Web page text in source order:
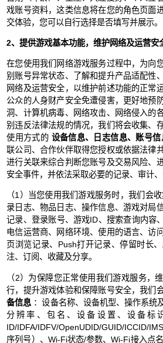
戏账号资料，这类信息将在您的角色页面
交体验，您可以自行选择是否填写并展示。
2、提供游戏基本功能，维护网络及运营安
在您使用我们网络游戏服务过程中，为向
别账号异常状态、了解和提升产品适配性
网络及运营安全，以维护前述功能的正常
公众的人身财产安全免遭侵害，更好地预
洞、计算机病毒、网络攻击、网络侵入的
别违反法律法规的情况，我们将会收集、
使用方式的 设备信息、日志信息、账号
联公司、合作伙伴取得您授权或依据法律
进行关联来综合判断您账号及交易风险、
安全事件，并依法采取必要的记录、审计、
（1）当您使用我们游戏服务时，我们会
录日志、物品日志、操作信息、游戏对局
记录、登录账号、游戏ID、搜索查询内容
电信运营商、网络环境、使用的语言、访
页浏览记录、Push打开记录、停留时长
注、订阅、收藏及分享。
（2）为保障您正常使用我们游戏服务，
行，提升游戏体验和保障账号安全，我们
备信息 ：设备名称、设备机型、操作系统
分辨率、包名、设备设置、设备标识
ID/IDFA/IDFV/OpenUDID/GUID/ICCID/
序列号）、Wi-Fi状态/参数、Wi-Fi接入点